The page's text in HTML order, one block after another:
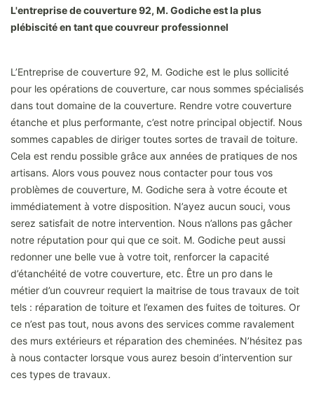
L'entreprise de couverture 92, M. Godiche est la plus
plébiscité en tant que couvreur professionnel
L’Entreprise de couverture 92, M. Godiche est le plus sollicité
pour les opérations de couverture, car nous sommes spécialisés
dans tout domaine de la couverture. Rendre votre couverture
étanche et plus performante, c’est notre principal objectif. Nous
sommes capables de diriger toutes sortes de travail de toiture.
Cela est rendu possible grâce aux années de pratiques de nos
artisans. Alors vous pouvez nous contacter pour tous vos
problèmes de couverture, M. Godiche sera à votre écoute et
immédiatement à votre disposition. N’ayez aucun souci, vous
serez satisfait de notre intervention. Nous n’allons pas gâcher
notre réputation pour qui que ce soit. M. Godiche peut aussi
redonner une belle vue à votre toit, renforcer la capacité
d’étanchéité de votre couverture, etc. Être un pro dans le
métier d’un couvreur requiert la maitrise de tous travaux de toit
tels : réparation de toiture et l’examen des fuites de toitures. Or
ce n’est pas tout, nous avons des services comme ravalement
des murs extérieurs et réparation des cheminées. N’hésitez pas
à nous contacter lorsque vous aurez besoin d’intervention sur
ces types de travaux.